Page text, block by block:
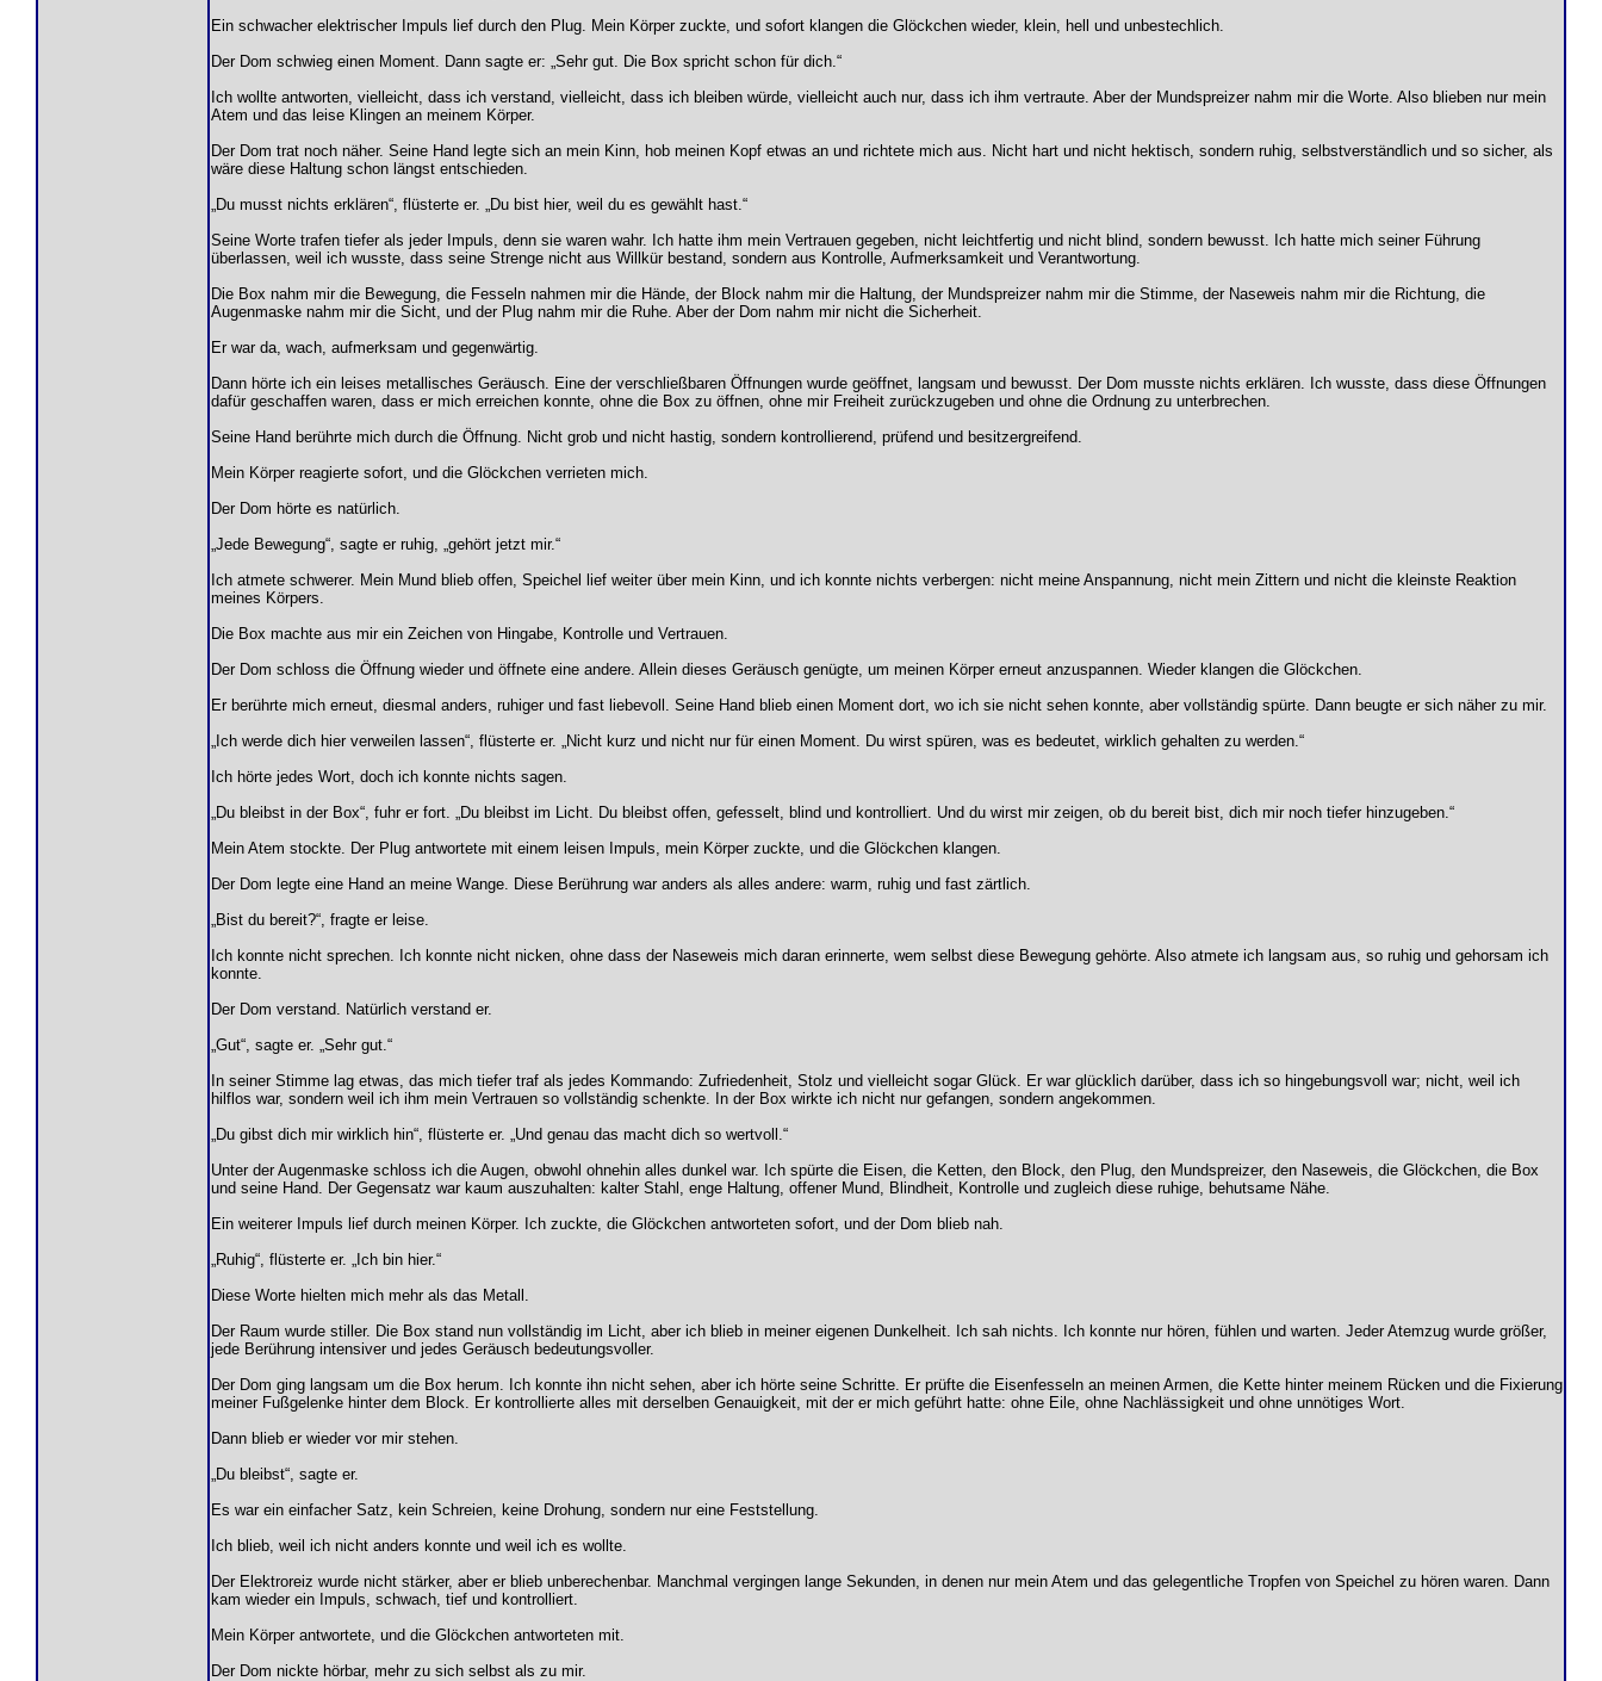
Ein schwacher elektrischer Impuls lief durch den Plug. Mein Körper zuckte, und sofort klangen die Glöckchen wieder, klein, hell und unbestechlich.
Der Dom schwieg einen Moment. Dann sagte er: „Sehr gut. Die Box spricht schon für dich.“
Ich wollte antworten, vielleicht, dass ich verstand, vielleicht, dass ich bleiben würde, vielleicht auch nur, dass ich ihm vertraute. Aber der Mundspreizer nahm mir die Worte. Also blieben nur mein
Atem und das leise Klingen an meinem Körper.
Der Dom trat noch näher. Seine Hand legte sich an mein Kinn, hob meinen Kopf etwas an und richtete mich aus. Nicht hart und nicht hektisch, sondern ruhig, selbstverständlich und so sicher, als
wäre diese Haltung schon längst entschieden.
„Du musst nichts erklären“, flüsterte er. „Du bist hier, weil du es gewählt hast.“
Seine Worte trafen tiefer als jeder Impuls, denn sie waren wahr. Ich hatte ihm mein Vertrauen gegeben, nicht leichtfertig und nicht blind, sondern bewusst. Ich hatte mich seiner Führung
überlassen, weil ich wusste, dass seine Strenge nicht aus Willkür bestand, sondern aus Kontrolle, Aufmerksamkeit und Verantwortung.
Die Box nahm mir die Bewegung, die Fesseln nahmen mir die Hände, der Block nahm mir die Haltung, der Mundspreizer nahm mir die Stimme, der Naseweis nahm mir die Richtung, die
Augenmaske nahm mir die Sicht, und der Plug nahm mir die Ruhe. Aber der Dom nahm mir nicht die Sicherheit.
Er war da, wach, aufmerksam und gegenwärtig.
Dann hörte ich ein leises metallisches Geräusch. Eine der verschließbaren Öffnungen wurde geöffnet, langsam und bewusst. Der Dom musste nichts erklären. Ich wusste, dass diese Öffnungen
dafür geschaffen waren, dass er mich erreichen konnte, ohne die Box zu öffnen, ohne mir Freiheit zurückzugeben und ohne die Ordnung zu unterbrechen.
Seine Hand berührte mich durch die Öffnung. Nicht grob und nicht hastig, sondern kontrollierend, prüfend und besitzergreifend.
Mein Körper reagierte sofort, und die Glöckchen verrieten mich.
Der Dom hörte es natürlich.
„Jede Bewegung“, sagte er ruhig, „gehört jetzt mir.“
Ich atmete schwerer. Mein Mund blieb offen, Speichel lief weiter über mein Kinn, und ich konnte nichts verbergen: nicht meine Anspannung, nicht mein Zittern und nicht die kleinste Reaktion
meines Körpers.
Die Box machte aus mir ein Zeichen von Hingabe, Kontrolle und Vertrauen.
Der Dom schloss die Öffnung wieder und öffnete eine andere. Allein dieses Geräusch genügte, um meinen Körper erneut anzuspannen. Wieder klangen die Glöckchen.
Er berührte mich erneut, diesmal anders, ruhiger und fast liebevoll. Seine Hand blieb einen Moment dort, wo ich sie nicht sehen konnte, aber vollständig spürte. Dann beugte er sich näher zu mir.
„Ich werde dich hier verweilen lassen“, flüsterte er. „Nicht kurz und nicht nur für einen Moment. Du wirst spüren, was es bedeutet, wirklich gehalten zu werden.“
Ich hörte jedes Wort, doch ich konnte nichts sagen.
„Du bleibst in der Box“, fuhr er fort. „Du bleibst im Licht. Du bleibst offen, gefesselt, blind und kontrolliert. Und du wirst mir zeigen, ob du bereit bist, dich mir noch tiefer hinzugeben.“
Mein Atem stockte. Der Plug antwortete mit einem leisen Impuls, mein Körper zuckte, und die Glöckchen klangen.
Der Dom legte eine Hand an meine Wange. Diese Berührung war anders als alles andere: warm, ruhig und fast zärtlich.
„Bist du bereit?“, fragte er leise.
Ich konnte nicht sprechen. Ich konnte nicht nicken, ohne dass der Naseweis mich daran erinnerte, wem selbst diese Bewegung gehörte. Also atmete ich langsam aus, so ruhig und gehorsam ich
konnte.
Der Dom verstand. Natürlich verstand er.
„Gut“, sagte er. „Sehr gut.“
In seiner Stimme lag etwas, das mich tiefer traf als jedes Kommando: Zufriedenheit, Stolz und vielleicht sogar Glück. Er war glücklich darüber, dass ich so hingebungsvoll war; nicht, weil ich
hilflos war, sondern weil ich ihm mein Vertrauen so vollständig schenkte. In der Box wirkte ich nicht nur gefangen, sondern angekommen.
„Du gibst dich mir wirklich hin“, flüsterte er. „Und genau das macht dich so wertvoll.“
Unter der Augenmaske schloss ich die Augen, obwohl ohnehin alles dunkel war. Ich spürte die Eisen, die Ketten, den Block, den Plug, den Mundspreizer, den Naseweis, die Glöckchen, die Box
und seine Hand. Der Gegensatz war kaum auszuhalten: kalter Stahl, enge Haltung, offener Mund, Blindheit, Kontrolle und zugleich diese ruhige, behutsame Nähe.
Ein weiterer Impuls lief durch meinen Körper. Ich zuckte, die Glöckchen antworteten sofort, und der Dom blieb nah.
„Ruhig“, flüsterte er. „Ich bin hier.“
Diese Worte hielten mich mehr als das Metall.
Der Raum wurde stiller. Die Box stand nun vollständig im Licht, aber ich blieb in meiner eigenen Dunkelheit. Ich sah nichts. Ich konnte nur hören, fühlen und warten. Jeder Atemzug wurde größer,
jede Berührung intensiver und jedes Geräusch bedeutungsvoller.
Der Dom ging langsam um die Box herum. Ich konnte ihn nicht sehen, aber ich hörte seine Schritte. Er prüfte die Eisenfesseln an meinen Armen, die Kette hinter meinem Rücken und die Fixierung
meiner Fußgelenke hinter dem Block. Er kontrollierte alles mit derselben Genauigkeit, mit der er mich geführt hatte: ohne Eile, ohne Nachlässigkeit und ohne unnötiges Wort.
Dann blieb er wieder vor mir stehen.
„Du bleibst“, sagte er.
Es war ein einfacher Satz, kein Schreien, keine Drohung, sondern nur eine Feststellung.
Ich blieb, weil ich nicht anders konnte und weil ich es wollte.
Der Elektroreiz wurde nicht stärker, aber er blieb unberechenbar. Manchmal vergingen lange Sekunden, in denen nur mein Atem und das gelegentliche Tropfen von Speichel zu hören waren. Dann
kam wieder ein Impuls, schwach, tief und kontrolliert.
Mein Körper antwortete, und die Glöckchen antworteten mit.
Der Dom nickte hörbar, mehr zu sich selbst als zu mir.